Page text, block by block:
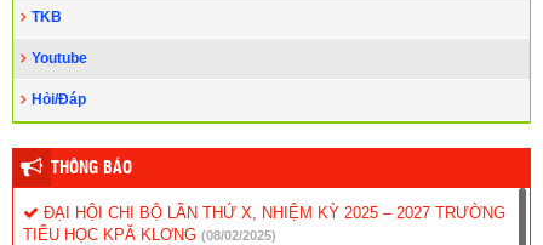
TKB
Youtube
Hỏi/Đáp
THÔNG BÁO
ĐẠI HỘI CHI BỘ LẦN THỨ X, NHIỆM KỲ 2025 – 2027 TRƯỜNG
TIỂU HỌC KPĂ KLƠNG (08/02/2025)